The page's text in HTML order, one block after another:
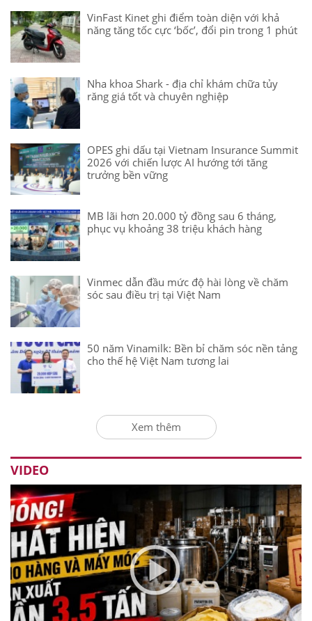
VinFast Kinet ghi điểm toàn diện với khả
năng tăng tốc cực ‘bốc’, đổi pin trong 1 phút
Nha khoa Shark - địa chỉ khám chữa tủy
răng giá tốt và chuyên nghiệp
OPES ghi dấu tại Vietnam Insurance Summit
2026 với chiến lược AI hướng tới tăng
trưởng bền vững
MB lãi hơn 20.000 tỷ đồng sau 6 tháng,
phục vụ khoảng 38 triệu khách hàng
Vinmec dẫn đầu mức độ hài lòng về chăm
sóc sau điều trị tại Việt Nam
50 năm Vinamilk: Bền bỉ chăm sóc nền tảng
cho thế hệ Việt Nam tương lai
Xem thêm
VIDEO